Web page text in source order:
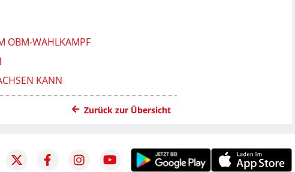
OBM-WAHLKAMPF
KANN
Zurück zur Übersicht